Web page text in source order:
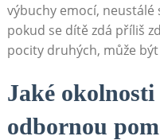
výbuchy emocí,
pokud se dítě zdá příliš
pocity druhých, může
Jaké
odbornou